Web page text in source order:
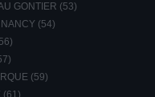
GONTIER (53)
(54)
(59)
(61)